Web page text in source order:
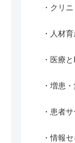
クリ
人材
医療
増患・
患者
情報